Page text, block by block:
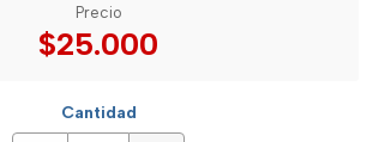
Precio
$25.000
Cantidad